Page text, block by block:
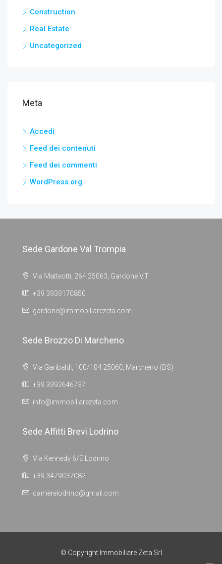
Construction
Real Estate
Uncategorized
Meta
Accedi
Feed dei contenuti
Feed dei commenti
WordPress.org
Sede Gardone Val Trompia
Via Matteotti, 264 25063, Gardone V.T.
+39 3939170850
gardone@immobiliarezeta.com
Sede Brozzo Di Marcheno
Via Garibaldi, 100/104 25060, Marcheno (BS)
+39 3392646737
info@immobiliarezeta.com
Sede Affitti Brevi Lodrino
Via Kennedy 6/E Lodrino
+39 3479037082
camerelodrino@gmail.com
© Copyright Immobiliare Zeta Srl